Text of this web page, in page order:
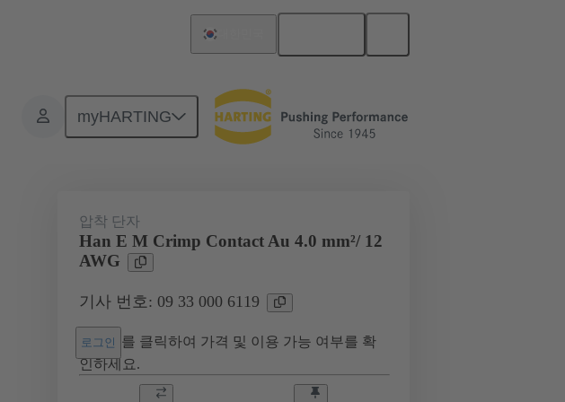
myHARTING
09 33 000 6119
압착 단자
Han E M Crimp Contact Au 4.0 mm²/ 12
AWG
기사 번호: 09 33 000 6119
로그인 를 클릭하여 가격 및 이용 가능 여부를 확
인하세요.